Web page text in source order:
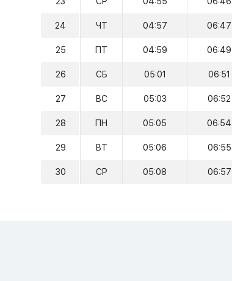
24 ЧТ 04:57 06:47
25 ПТ 04:59 06:49
26 СБ 05:01 06:51
27 ВС 05:03 06:52
28 ПН 05:05 06:54
29 ВТ 05:06 06:55
30 СР 05:08 06:57